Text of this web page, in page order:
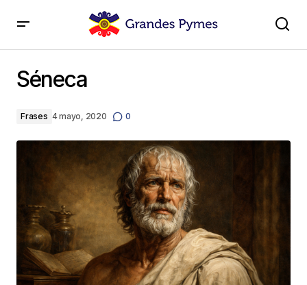
Séneca
Frases 4 mayo, 2020 0